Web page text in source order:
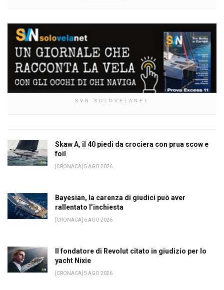
SVN SOLOVELANET
Skaw A, il 40 piedi da crociera con prua scow e
foil
[CRONACA] 5 AGO 2026
Bayesian, la carenza di giudici può aver
rallentato l’inchiesta
[CRONACA] 6 AGO 2026
Il fondatore di Revolut citato in giudizio per lo
yacht Nixie
[CRONACA] 5 AGO 2026